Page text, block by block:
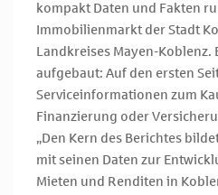
kompakt Daten und Fakten
Immobilienmarkt der Stadt
Landkreises Mayen-Koblenz.
aufgebaut: Auf den ersten
Serviceinformationen zum
Finanzierung oder
„Den Kern des Berichtes
mit seinen Daten zur
Mieten und Renditen in